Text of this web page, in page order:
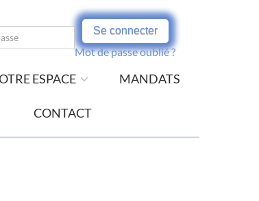
Se connecter
Mot de passe oublié ?
ESPACE MANDATS
CONTACT